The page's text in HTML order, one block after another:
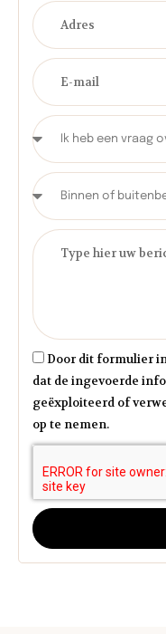
Door dit formulier
dat de ingevoerde
geëxploiteerd of
op te nemen.